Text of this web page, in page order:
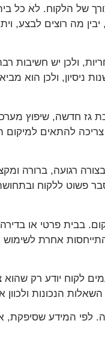
של הלקוח. לא כל
מה רוצים לבצע,
ולכן יש חשיבות
גז מוסמך ומקצועי. לפי המידע שסיפקת, אריק אורנשטיין הוא טכנאי
גז חדשה, שיפוץ
להתאים למיקום
רגועה, ברורה
פשוט ללקוח
בבית פרטי או
אחרת לשימוש
לקוח יודע רק שהוא
הנכונות
המידע שסיפקת,